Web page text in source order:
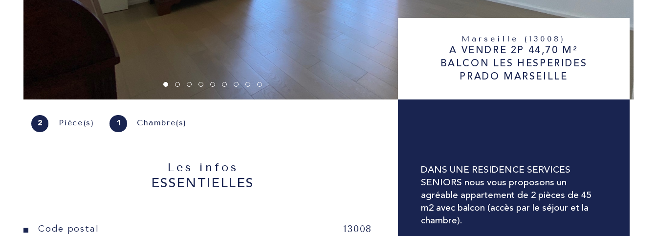
Marseille (13008)
A VENDRE 2P 44,70 M²
BALCON LES HESPERIDES
PRADO MARSEILLE
2 Pièce(s) 1 Chambre(s)
Les infos
ESSENTIELLES
Caractéristiques Valeurs
Code postal 13008
DANS UNE RESIDENCE SERVICES
SENIORS nous vous proposons un
agréable appartement de 2 pièces de 45
m2 avec balcon (accès par le séjour et la
chambre).